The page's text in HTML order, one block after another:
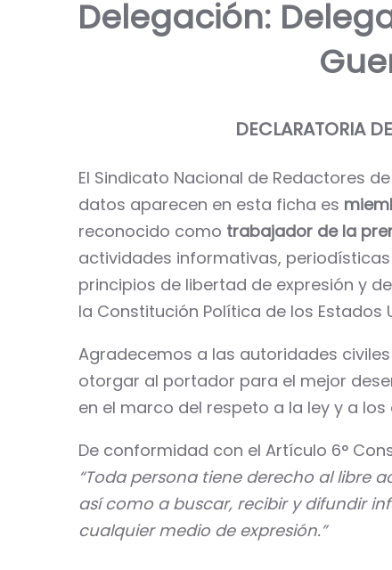
Delegación:
DECLARATORIA
El Sindicato Nacional de Redactores
datos aparecen en esta ficha es
reconocido como trabajador de la
actividades informativas,
principios de libertad de expresión y
la Constitución Política de los Estados
Agradecemos a las autoridades
otorgar al portador para el mejor
en el marco del respeto a la ley y a
De conformidad con el Artículo 6°
“Toda persona tiene derecho al libre
así como a buscar, recibir y difundir
cualquier medio de expresión.”